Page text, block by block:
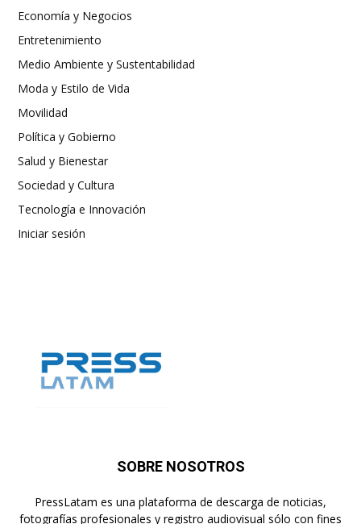
Economía y Negocios
Entretenimiento
Medio Ambiente y Sustentabilidad
Moda y Estilo de Vida
Movilidad
Política y Gobierno
Salud y Bienestar
Sociedad y Cultura
Tecnología e Innovación
Iniciar sesión
SOBRE NOSOTROS
PressLatam es una plataforma de descarga de noticias,
fotografías profesionales y registro audiovisual sólo con fines